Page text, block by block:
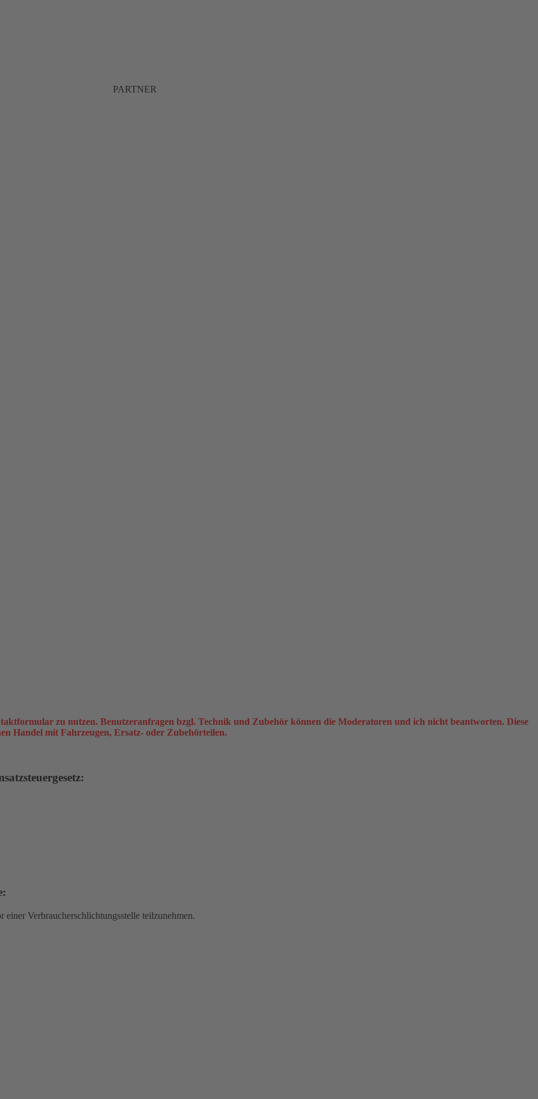
PARTNER
zu nutzen. Benutzeranfragen bzgl. Technik und Zubehör können die Moderatoren und ich nicht beantworten. Diese
Handel mit Fahrzeugen, Ersatz- oder Zubehörteilen.
Verbraucherschlichtungsstelle teilzunehmen.